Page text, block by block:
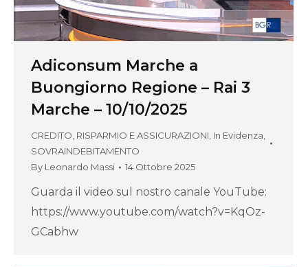
Adiconsum Marche a
Buongiorno Regione – Rai 3
Marche – 10/10/2025
CREDITO, RISPARMIO E ASSICURAZIONI In Evidenza
SOVRAINDEBITAMENTO
By Leonardo Massi 14 Ottobre 2025
Guarda il video sul nostro canale YouTube:
https://www.youtube.com/watch?v=KqOz-
GCabhw